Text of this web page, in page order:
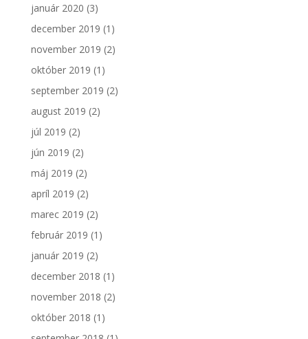
január 2020 (3)
december 2019 (1)
november 2019 (2)
október 2019 (1)
september 2019 (2)
august 2019 (2)
júl 2019 (2)
jún 2019 (2)
máj 2019 (2)
apríl 2019 (2)
marec 2019 (2)
február 2019 (1)
január 2019 (2)
december 2018 (1)
november 2018 (2)
október 2018 (1)